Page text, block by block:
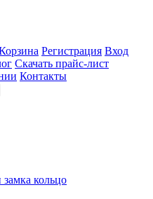
Регистрация Вход
Скачать прайс-лист
Контакты
кольцо